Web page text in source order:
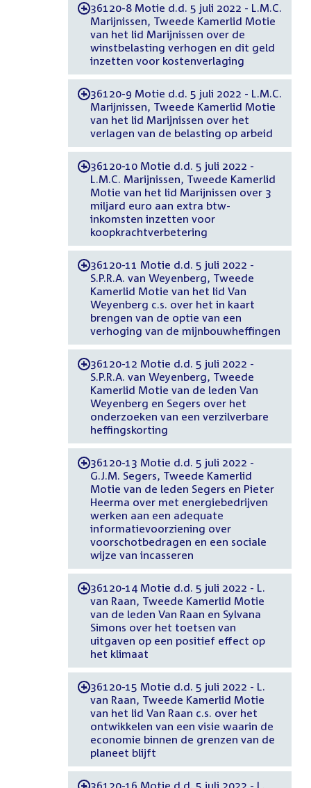
-36120-8 Motie d.d. 5 juli 2022 - L.M.C.
Marijnissen, Tweede Kamerlid Motie
van het lid Marijnissen over de
winstbelasting verhogen en dit geld
inzetten voor kostenverlaging
-36120-9 Motie d.d. 5 juli 2022 - L.M.C.
Marijnissen, Tweede Kamerlid Motie
van het lid Marijnissen over het
verlagen van de belasting op arbeid
-36120-10 Motie d.d. 5 juli 2022 -
L.M.C. Marijnissen, Tweede Kamerlid
Motie van het lid Marijnissen over 3
miljard euro aan extra btw-
inkomsten inzetten voor
koopkrachtverbetering
-36120-11 Motie d.d. 5 juli 2022 -
S.P.R.A. van Weyenberg, Tweede
Kamerlid Motie van het lid Van
Weyenberg c.s. over het in kaart
brengen van de optie van een
verhoging van de mijnbouwheffingen
-36120-12 Motie d.d. 5 juli 2022 -
S.P.R.A. van Weyenberg, Tweede
Kamerlid Motie van de leden Van
Weyenberg en Segers over het
onderzoeken van een verzilverbare
heffingskorting
-36120-13 Motie d.d. 5 juli 2022 -
G.J.M. Segers, Tweede Kamerlid
Motie van de leden Segers en Pieter
Heerma over met energiebedrijven
werken aan een adequate
informatievoorziening over
voorschotbedragen en een sociale
wijze van incasseren
-36120-14 Motie d.d. 5 juli 2022 - L.
van Raan, Tweede Kamerlid Motie
van de leden Van Raan en Sylvana
Simons over het toetsen van
uitgaven op een positief effect op
het klimaat
-36120-15 Motie d.d. 5 juli 2022 - L.
van Raan, Tweede Kamerlid Motie
van het lid Van Raan c.s. over het
ontwikkelen van een visie waarin de
economie binnen de grenzen van de
planeet blijft
36120-16 Motie d.d. 5 juli 2022 - L.